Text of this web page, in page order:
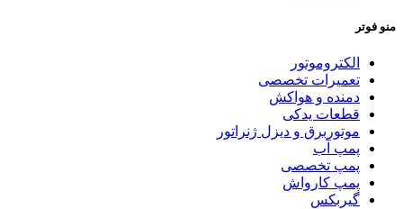
منو فوتر
الکتروموتور
تعمیرات تخصصی
دمنده و هواکش
قطعات یدکی
موتوربرق و دیزل ژنراتور
پمپ آب
پمپ تخصصی
پمپ کارواش
گیربکس